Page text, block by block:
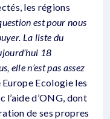
les régions
est pour nous
La liste du
18
elle n’est pas assez
Ecologie les
d’ONG, dont
de ses propres